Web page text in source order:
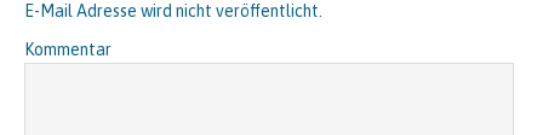
E-Mail Adresse wird nicht veröffentlicht.
Kommentar